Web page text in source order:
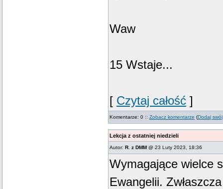
Waw
15 Wstaje...
[ Czytaj całość ]
Komentarze: 0 :: Zobacz komentarze (Dodaj
Lekcja z ostatniej niedzieli
Autor: R. z DMM @ 23 Luty 2023, 18:36
Wymagające wielce
Ewangelii.